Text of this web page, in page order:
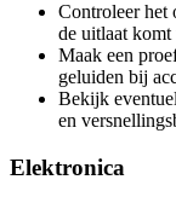
Controleer het
de uitlaat komt
Maak een
geluiden bij
Bekijk
en
Elektronica